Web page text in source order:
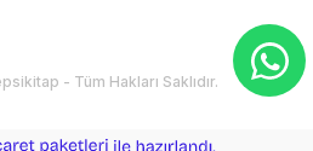
- Tüm Hakları Saklıdır.
e-